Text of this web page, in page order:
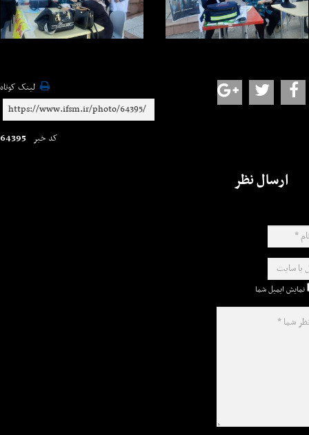
لینک کوتاه
کد خبر 64395
ارسال نظر
نمایش ایمیل شما